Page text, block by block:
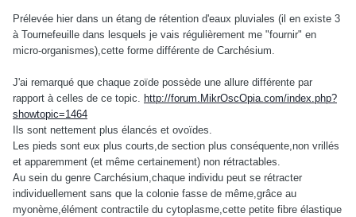
Prélevée hier dans un étang de rétention d'eaux pluviales (il en existe 3
à Tournefeuille dans lesquels je vais régulièrement me "fournir" en
micro-organismes),cette forme différente de Carchésium.
J'ai remarqué que chaque zoïde possède une allure différente par
rapport à celles de ce topic. http://forum.MikrOscOpia.com/index.php?
showtopic=1464
Ils sont nettement plus élancés et ovoïdes.
Les pieds sont eux plus courts,de section plus conséquente,non vrillés
et apparemment (et même certainement) non rétractables.
Au sein du genre Carchésium,chaque individu peut se rétracter
individuellement sans que la colonie fasse de même,grâce au
myonème,élément contractile du cytoplasme,cette petite fibre élastique